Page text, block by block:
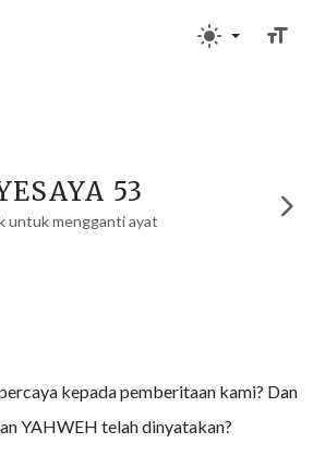
53
untuk mengganti ayat
kepada pemberitaan kami? Dan
YAHWEH telah dinyatakan?